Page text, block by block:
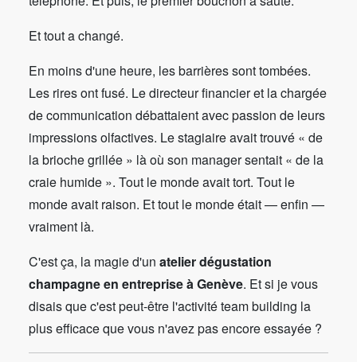
Et tout a changé.
En moins d'une heure, les barrières sont tombées.
Les rires ont fusé. Le directeur financier et la chargée
de communication débattaient avec passion de leurs
impressions olfactives. Le stagiaire avait trouvé « de
la brioche grillée » là où son manager sentait « de la
craie humide ». Tout le monde avait tort. Tout le
monde avait raison. Et tout le monde était — enfin —
vraiment là.
C'est ça, la magie d'un atelier dégustation
champagne en entreprise à Genève. Et si je vous
disais que c'est peut-être l'activité team building la
plus efficace que vous n'avez pas encore essayée ?